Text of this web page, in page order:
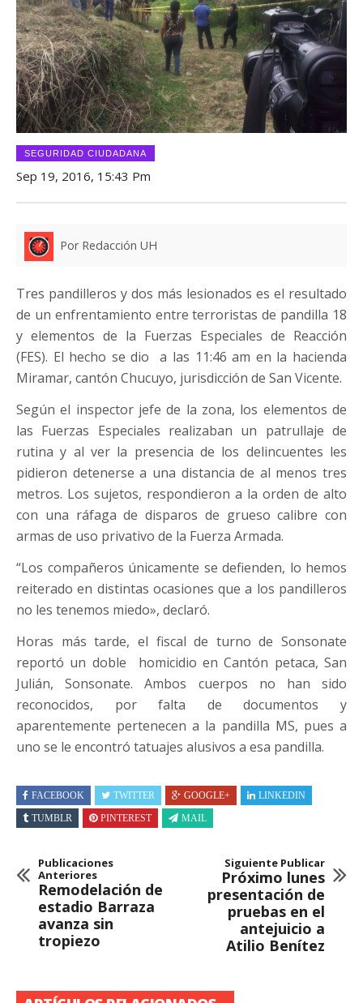
SEGURIDAD CIUDADANA
Sep 19, 2016, 15:43 Pm
Por Redacción UH
Tres pandilleros y dos más lesionados es el resultado
de un enfrentamiento entre terroristas de pandilla 18
y elementos de la Fuerzas Especiales de Reacción
(FES). El hecho se dio a las 11:46 am en la hacienda
Miramar, cantón Chucuyo, jurisdicción de San Vicente.
Según el inspector jefe de la zona, los elementos de
las Fuerzas Especiales realizaban un patrullaje de
rutina y al ver la presencia de los delincuentes les
pidieron detenerse a una distancia de al menos tres
metros. Los sujetos, respondieron a la orden de alto
con una ráfaga de disparos de grueso calibre con
armas de uso privativo de la Fuerza Armada.
“Los compañeros únicamente se defienden, lo hemos
reiterado en distintas ocasiones que a los pandilleros
no les tenemos miedo», declaró.
Horas más tarde, el fiscal de turno de Sonsonate
reportó un doble homicidio en Cantón petaca, San
Julián, Sonsonate. Ambos cuerpos no han sido
reconocidos, por falta de documentos y
aparentemente pertenecen a la pandilla MS, pues a
uno se le encontró tatuajes alusivos a esa pandilla.
FACEBOOK TWITTER GOOGLE+
LINKEDIN
TUMBLR
PINTEREST MAIL
Publicaciones
Anteriores
Remodelación de
estadio Barraza
avanza sin
tropiezo
Siguiente Publicar
Próximo lunes
presentación de
pruebas en el
antejuicio a
Atilio Benítez